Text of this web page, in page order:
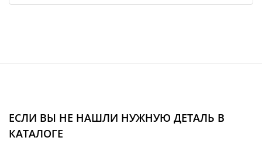
ЕСЛИ ВЫ НЕ НАШЛИ НУЖНУЮ ДЕТАЛЬ В
КАТАЛОГЕ